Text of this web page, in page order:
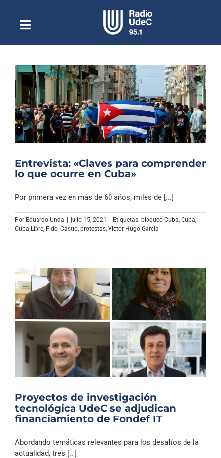
contenidoToggle
NavigationEscuchar Radio UdeC en vivo
Quiénes Somos
Programación
Podcast
Noticias
Columnas
Archivo Sonoro
Entrevista: «Claves para comprender
lo que ocurre en Cuba»
Por primera vez en más de 60 años, miles de [...]
Por Eduardo Unda | julio 15, 2021 | Etiquetas: bloqueo Cuba Cuba
Cuba Libre Fidel Castro protestas Victor Hugo Garcia
Proyectos de investigación
tecnológica UdeC se adjudican
financiamiento de Fondef IT
Abordando temáticas relevantes para los desafíos de la
actualidad, tres [...]